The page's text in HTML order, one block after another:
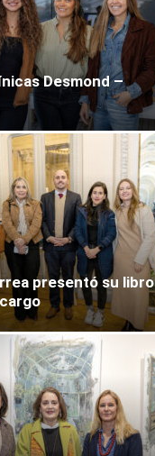
Desmond –
presentó su libro